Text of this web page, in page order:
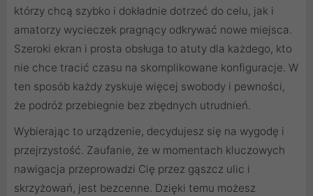
którzy chcą szybko i dokładnie dotrzeć do celu, jak i
amatorzy wycieczek pragnący odkrywać nowe miejsca.
Szeroki ekran i prosta obsługa to atuty dla każdego, kto
nie chce tracić czasu na skomplikowane konfiguracje. W
ten sposób każdy zyskuje więcej swobody i pewności,
że podróż przebiegnie bez zbędnych utrudnień.
Wybierając to urządzenie, decydujesz się na wygodę i
przejrzystość. Zaufanie, że w momentach kluczowych
nawigacja przeprowadzi Cię przez gąszcz ulic i
skrzyżowań, jest bezcenne. Dzięki temu możesz